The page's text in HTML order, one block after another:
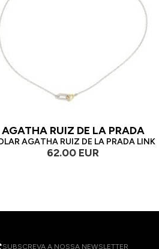
AGATHA RUIZ DE LA PRADA
AGATHA RUIZ DE LA PRADA LINK
62.00 EUR
SUBSCREVA A NOSSA NEWSLETTER